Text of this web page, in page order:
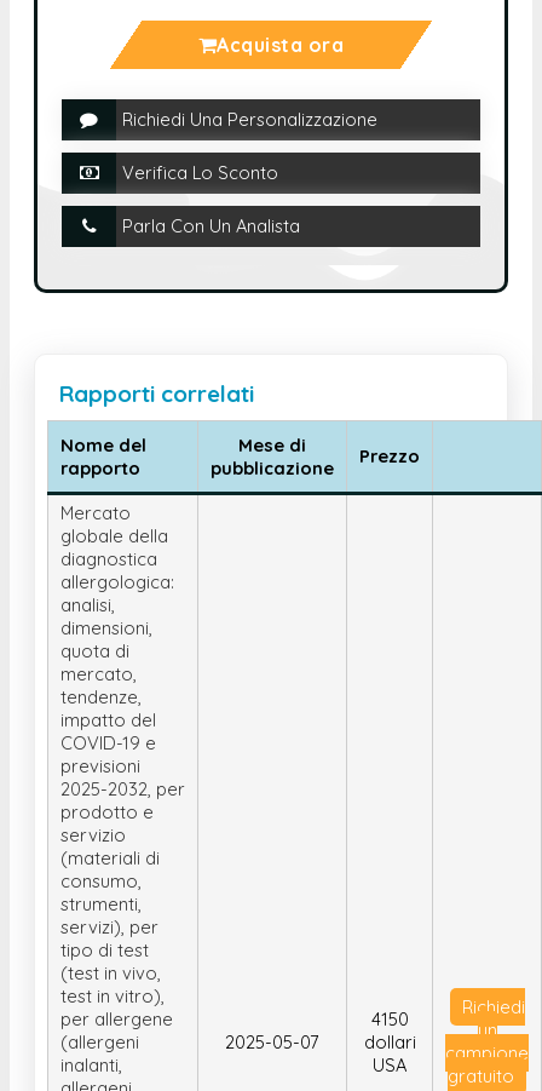
Acquista ora
Richiedi Una Personalizzazione
Verifica Lo Sconto
Parla Con Un Analista
Rapporti correlati
Nome del
rapporto
Mese di
pubblicazione
Prezzo
Mercato
globale della
diagnostica
allergologica:
analisi,
dimensioni,
quota di
mercato,
tendenze,
impatto del
COVID-19 e
previsioni
2025-2032, per
prodotto e
servizio
(materiali di
consumo,
strumenti,
servizi), per
tipo di test
(test in vivo,
test in vitro),
per allergene
(allergeni
inalanti,
2025-05-07
4150
dollari
USA
Richiedi
un
campione
gratuito